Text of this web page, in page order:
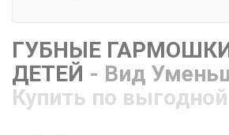
ГУБНЫЕ
ДЕТЕЙ - Вид
Купить по